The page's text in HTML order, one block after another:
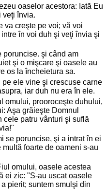
oaselor acestora: Iată Eu
veţi învia.
va creşte pe voi; vă voi
în voi duh şi veţi învia şi
poruncise. şi când am
şi o mişcare şi oasele au
os la încheietura sa.
ele vine şi crescuse carne
iar duh nu era în ele.
omului, prooroceşte duhului,
Aşa grăieşte Domnul
cele patru vânturi şi suflă
se poruncise, şi a intrat în ei
foarte de oameni s-au
omului, oasele acestea
ei zic: "S-au uscat oasele
pierit; suntem smulşi din